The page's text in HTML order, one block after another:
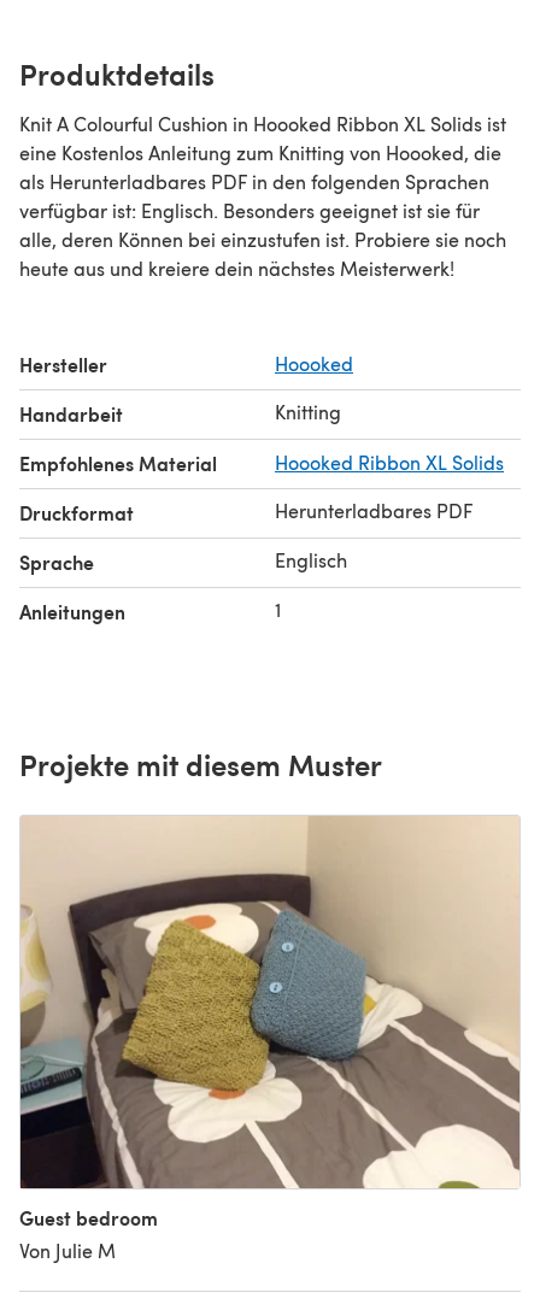
Produktdetails
Knit A Colourful Cushion in Hoooked Ribbon XL Solids ist
eine Kostenlos Anleitung zum Knitting von Hoooked, die
als Herunterladbares PDF in den folgenden Sprachen
verfügbar ist: Englisch. Besonders geeignet ist sie für
alle, deren Können bei einzustufen ist. Probiere sie noch
heute aus und kreiere dein nächstes Meisterwerk!
Hersteller Hoooked
Handarbeit Knitting
Empfohlenes Material Hoooked Ribbon XL Solids
Druckformat Herunterladbares PDF
Sprache Englisch
Anleitungen 1
Projekte mit diesem Muster
Guest bedroom
Von Julie M